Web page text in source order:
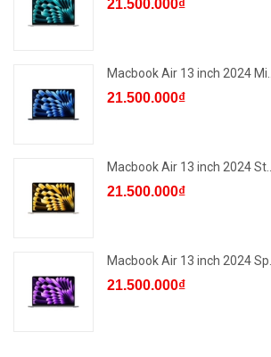
21.500.000₫
Macbook Air 13 inch 2024 Mi...
21.500.000₫
Macbook Air 13 inch 2024 St...
21.500.000₫
Macbook Air 13 inch 2024 Sp...
21.500.000₫